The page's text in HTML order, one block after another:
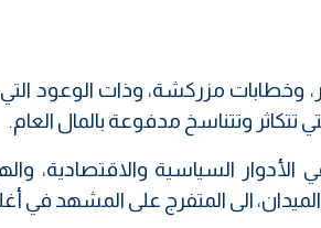
تتكاثر وتتناسخ مدفوعة بالمال العام.
الأدوار السياسية والاقتصادية،
الى المتفرج على المشهد في